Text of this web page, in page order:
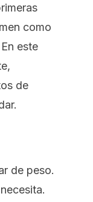
como
este
de
de peso.